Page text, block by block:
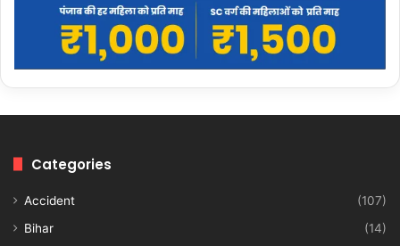
Categories
Accident
(107)
Bihar
(14)